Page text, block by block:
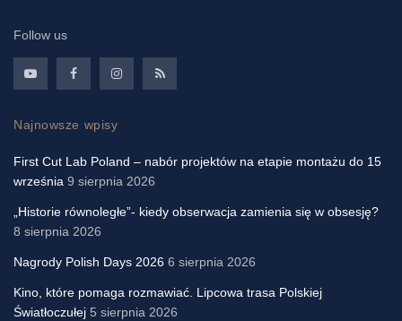
Follow us
Najnowsze wpisy
First Cut Lab Poland – nabór projektów na etapie montażu do 15
września 9 sierpnia 2026
„Historie równoległe”- kiedy obserwacja zamienia się w obsesję?
8 sierpnia 2026
Nagrody Polish Days 2026 6 sierpnia 2026
Kino, które pomaga rozmawiać. Lipcowa trasa Polskiej
Światłoczułej 5 sierpnia 2026